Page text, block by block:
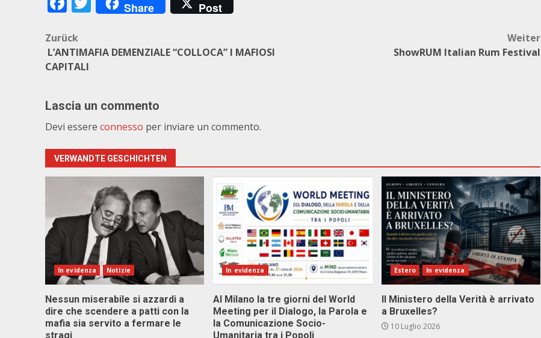
Share Post
Beitragsnavigation
Zurück
L’ANTIMAFIA DEMENZIALE “COLLOCA” I MAFIOSI
CAPITALI
Weiter
ShowRUM Italian Rum Festival
Lascia un commento
Devi essere connesso per inviare un commento.
VERWANDTE GESCHICHTEN
In evidenza Notizie
Nessun miserabile si azzardi a
dire che scendere a patti con la
mafia sia servito a fermare le
stragi
In evidenza
Al Milano la tre giorni del World
Meeting per il Dialogo, la Parola e
la Comunicazione Socio-
Umanitaria tra i Popoli
Estero In evidenza
Il Ministero della Verità è arrivato
a Bruxelles?
10 Luglio 2026